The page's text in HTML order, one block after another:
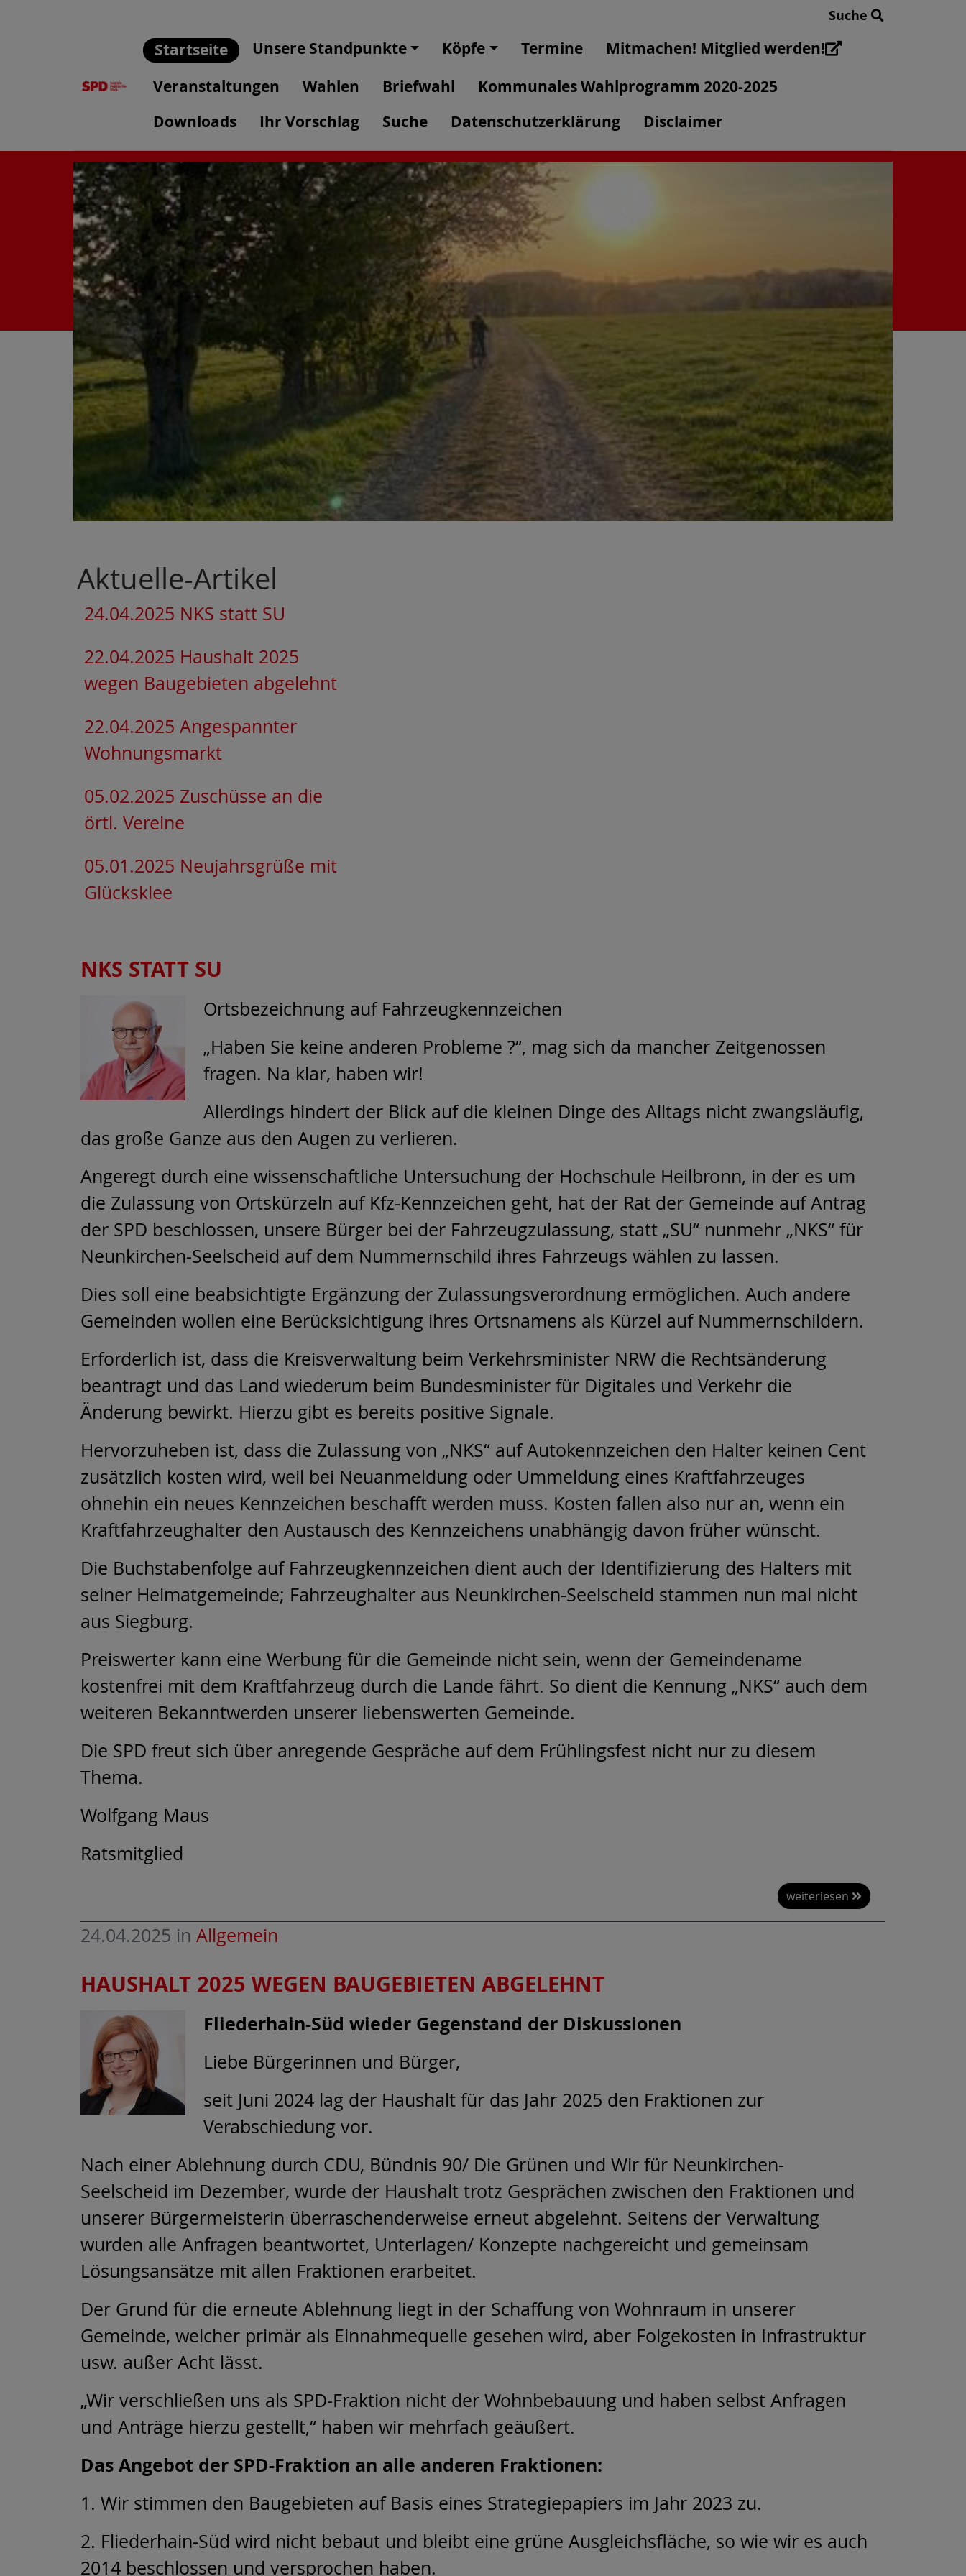
Suche
Startseite Unsere Standpunkte Köpfe Termine
Mitmachen! Mitglied werden!
Veranstaltungen
Wahlen Briefwahl
Kommunales Wahlprogramm 2020-2025
Downloads
Ihr Vorschlag Suche Datenschutzerklärung Disclaimer
Aktuelle-Artikel
24.04.2025 NKS statt SU
22.04.2025 Haushalt 2025
wegen Baugebieten abgelehnt
22.04.2025 Angespannter
Wohnungsmarkt
05.02.2025 Zuschüsse an die
örtl. Vereine
05.01.2025 Neujahrsgrüße mit
Glücksklee
NKS STATT SU
Ortsbezeichnung auf Fahrzeugkennzeichen
„Haben Sie keine anderen Probleme ?“, mag sich da mancher Zeitgenossen
fragen. Na klar, haben wir!
Allerdings hindert der Blick auf die kleinen Dinge des Alltags nicht zwangsläufig,
das große Ganze aus den Augen zu verlieren.
Angeregt durch eine wissenschaftliche Untersuchung der Hochschule Heilbronn, in der es um
die Zulassung von Ortskürzeln auf Kfz-Kennzeichen geht, hat der Rat der Gemeinde auf Antrag
der SPD beschlossen, unsere Bürger bei der Fahrzeugzulassung, statt „SU“ nunmehr „NKS“ für
Neunkirchen-Seelscheid auf dem Nummernschild ihres Fahrzeugs wählen zu lassen.
Dies soll eine beabsichtigte Ergänzung der Zulassungsverordnung ermöglichen. Auch andere
Gemeinden wollen eine Berücksichtigung ihres Ortsnamens als Kürzel auf Nummernschildern.
Erforderlich ist, dass die Kreisverwaltung beim Verkehrsminister NRW die Rechtsänderung
beantragt und das Land wiederum beim Bundesminister für Digitales und Verkehr die
Änderung bewirkt. Hierzu gibt es bereits positive Signale.
Hervorzuheben ist, dass die Zulassung von „NKS“ auf Autokennzeichen den Halter keinen Cent
zusätzlich kosten wird, weil bei Neuanmeldung oder Ummeldung eines Kraftfahrzeuges
ohnehin ein neues Kennzeichen beschafft werden muss. Kosten fallen also nur an, wenn ein
Kraftfahrzeughalter den Austausch des Kennzeichens unabhängig davon früher wünscht.
Die Buchstabenfolge auf Fahrzeugkennzeichen dient auch der Identifizierung des Halters mit
seiner Heimatgemeinde; Fahrzeughalter aus Neunkirchen-Seelscheid stammen nun mal nicht
aus Siegburg.
Preiswerter kann eine Werbung für die Gemeinde nicht sein, wenn der Gemeindename
kostenfrei mit dem Kraftfahrzeug durch die Lande fährt. So dient die Kennung „NKS“ auch dem
weiteren Bekanntwerden unserer liebenswerten Gemeinde.
Die SPD freut sich über anregende Gespräche auf dem Frühlingsfest nicht nur zu diesem
Thema.
Wolfgang Maus
Ratsmitglied
weiterlesen
24.04.2025 in Allgemein
HAUSHALT 2025 WEGEN BAUGEBIETEN ABGELEHNT
Fliederhain-Süd wieder Gegenstand der Diskussionen
Liebe Bürgerinnen und Bürger,
seit Juni 2024 lag der Haushalt für das Jahr 2025 den Fraktionen zur
Verabschiedung vor.
Nach einer Ablehnung durch CDU, Bündnis 90/ Die Grünen und Wir für Neunkirchen-
Seelscheid im Dezember, wurde der Haushalt trotz Gesprächen zwischen den Fraktionen und
unserer Bürgermeisterin überraschenderweise erneut abgelehnt. Seitens der Verwaltung
wurden alle Anfragen beantwortet, Unterlagen/ Konzepte nachgereicht und gemeinsam
Lösungsansätze mit allen Fraktionen erarbeitet.
Der Grund für die erneute Ablehnung liegt in der Schaffung von Wohnraum in unserer
Gemeinde, welcher primär als Einnahmequelle gesehen wird, aber Folgekosten in Infrastruktur
usw. außer Acht lässt.
„Wir verschließen uns als SPD-Fraktion nicht der Wohnbebauung und haben selbst Anfragen
und Anträge hierzu gestellt,“ haben wir mehrfach geäußert.
Das Angebot der SPD-Fraktion an alle anderen Fraktionen:
1. Wir stimmen den Baugebieten auf Basis eines Strategiepapiers im Jahr 2023 zu.
2. Fliederhain-Süd wird nicht bebaut und bleibt eine grüne Ausgleichsfläche, so wie wir es auch
2014 beschlossen und versprochen haben.